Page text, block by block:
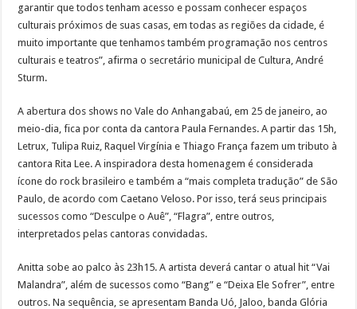
garantir que todos tenham acesso e possam conhecer espaços
culturais próximos de suas casas, em todas as regiões da cidade, é
muito importante que tenhamos também programação nos centros
culturais e teatros”, afirma o secretário municipal de Cultura, André
Sturm.
A abertura dos shows no Vale do Anhangabaú, em 25 de janeiro, ao
meio-dia, fica por conta da cantora Paula Fernandes. A partir das 15h,
Letrux, Tulipa Ruiz, Raquel Virgínia e Thiago França fazem um tributo à
cantora Rita Lee. A inspiradora desta homenagem é considerada
ícone do rock brasileiro e também a “mais completa tradução” de São
Paulo, de acordo com Caetano Veloso. Por isso, terá seus principais
sucessos como “Desculpe o Auê”, “Flagra”, entre outros,
interpretados pelas cantoras convidadas.
Anitta sobe ao palco às 23h15. A artista deverá cantar o atual hit “Vai
Malandra”, além de sucessos como “Bang” e “Deixa Ele Sofrer”, entre
outros. Na sequência, se apresentam Banda Uó, Jaloo, banda Glória